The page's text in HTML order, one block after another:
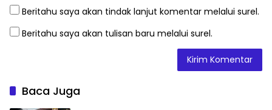
Beritahu saya akan tindak lanjut komentar melalui surel.
Beritahu saya akan tulisan baru melalui surel.
Baca Juga